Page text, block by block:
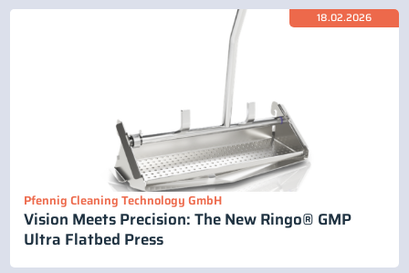
18.02.2026
Pfennig Cleaning Technology GmbH
Vision Meets Precision: The New Ringo® GMP
Ultra Flatbed Press